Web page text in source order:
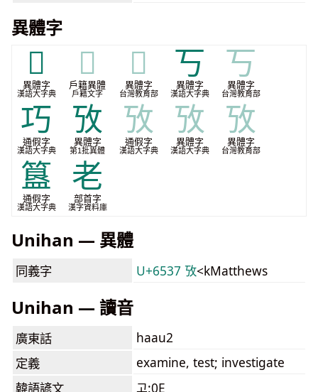
異體字
𦒱
異體字
漢語大字典
𦒱
戶籍異體
戶籍文字
𦒱
異體字
台灣教育部
丂
異體字
漢語大字典
丂
異體字
台灣教育部
巧
通假字
漢語大字典
攷
異體字
第1批異體
攷
通假字
漢語大字典
攷
異體字
漢語大字典
攷
異體字
台灣教育部
簋
通假字
漢語大字典
老
部首字
漢字資料庫
Unihan — 異體
同義字 U+6537 攷<kMatthews
Unihan — 讀音
廣東話
haau2
定義
examine, test; investigate
韓語諺文
고:0E